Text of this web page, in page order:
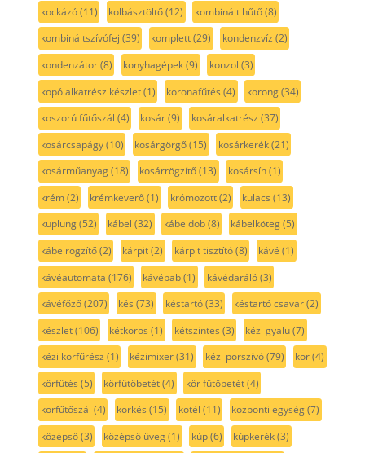
kockázó(11) kolbásztöltő(12) kombinált hűtő(8)
kombináltszívófej (39) komplett(29) kondenzvíz (2)
kondenzátor(8) konyhagépek(9) konzol (3)
kopó alkatrész készlet(1) koronafűtés (4) korong(34)
koszorú fűtőszál (4) kosár(9) kosáralkatrész (37)
kosárcsapágy(10) kosárgörgő(15) kosárkerék(21)
kosárműanyag(18) kosárrögzítő(13) kosársín(1)
krém(2) krémkeverő(1) krómozott(2) kulacs (13)
kuplung(52) kábel (32) kábeldob(8) kábelköteg(5)
kábelrögzítő(2) kárpit(2) kárpit tisztító(8) kávé (1)
kávéautomata (176) kávébab(1) kávédaráló(3)
kávéfőző(207) kés (73) késtartó(33) késtartó csavar(2)
készlet(106) kétkörös (1) kétszintes (3) kézi gyalu(7)
kézi körfűrész (1) kézimixer(31) kézi porszívó(79) kör(4)
körfütés (5) körfűtőbetét(4) kör fűtőbetét(4)
körfűtőszál (4) körkés (15) kötél (11) központi egység(7)
középső(3) középső üveg(1) kúp(6) kúpkerék(3)